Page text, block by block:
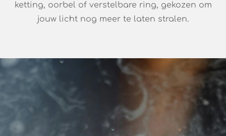
ketting, oorbel of verstelbare ring, gekozen om
jouw licht nog meer te laten stralen.